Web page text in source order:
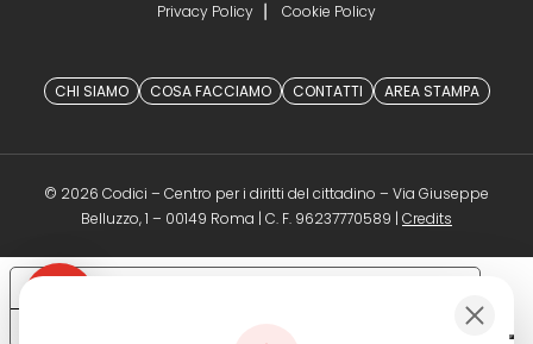
Privacy Policy
Cookie Policy
CHI SIAMO COSA FACCIAMO CONTATTI AREA STAMPA
© 2026 Codici – Centro per i diritti del cittadino – Via Giuseppe
Belluzzo, 1 – 00149 Roma | C. F. 96237770589 | Credits